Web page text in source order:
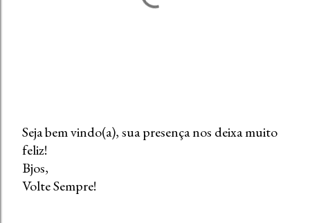
P
o
s
Seja bem vindo(a), sua presença nos deixa muito
feliz!
Bjos,
Volte Sempre!